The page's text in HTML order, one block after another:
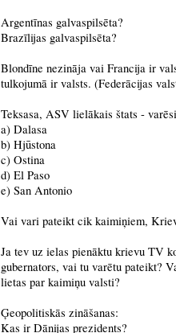
Argentīnas galvaspilsēta?
Brazīlijas galvaspilsēta?
Blondīne nezināja vai Francija ir
tulkojumā ir valsts. (Federācijas
Teksasa, ASV lielākais štats -
a) Dalasa
b) Hjūstona
c) Ostina
d) El Paso
e) San Antonio
Vai vari pateikt cik kaimiņiem,
Ja tev uz ielas pienāktu krievu TV
gubernators, vai tu varētu pateikt?
lietas par kaimiņu valsti?
Ģeopolitiskās zināšanas:
Kas ir Dānijas prezidents?